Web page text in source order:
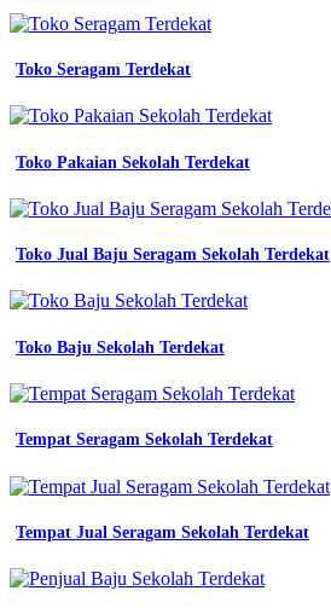
list
kemeja
pria
wanita
kerja
lazada
indonesia
seragam
putih
kerja
seragam
pramugari
Seragam
Pramugari
Toko Seragam Terdekat
Toko Pakaian Sekolah Terdekat
Toko Jual Baju Seragam Sekolah Terdekat
Toko Baju Sekolah Terdekat
Tempat Seragam Sekolah Terdekat
Tempat Jual Seragam Sekolah Terdekat